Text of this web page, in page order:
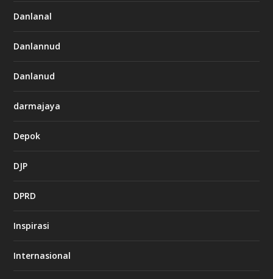
Danlanal
Danlannud
Danlanud
darmajaya
Depok
DJP
DPRD
Inspirasi
Internasional